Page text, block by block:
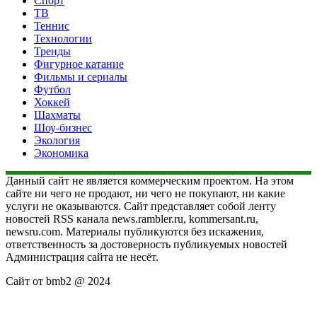
ТВ
Теннис
Технологии
Тренды
Фигурное катание
Фильмы и сериалы
Футбол
Хоккей
Шахматы
Шоу-бизнес
Экология
Экономика
Данный сайт не является коммерческим проектом. На этом
сайте ни чего не продают, ни чего не покупают, ни какие
услуги не оказываются. Сайт представляет собой ленту
новостей RSS канала news.rambler.ru, kommersant.ru,
newsru.com. Материалы публикуются без искажения,
ответственность за достоверность публикуемых новостей
Администрация сайта не несёт.
Сайт от bmb2 @ 2024